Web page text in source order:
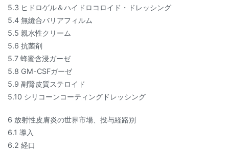
5.3 ヒドロゲル＆ハイドロコロイド・ドレッシング
5.4 無縫合バリアフィルム
5.5 親水性クリーム
5.6 抗菌剤
5.7 蜂蜜含浸ガーゼ
5.8 GM-CSFガーゼ
5.9 副腎皮質ステロイド
5.10 シリコーンコーティングドレッシング
6 放射性皮膚炎の世界市場、投与経路別
6.1 導入
6.2 経口